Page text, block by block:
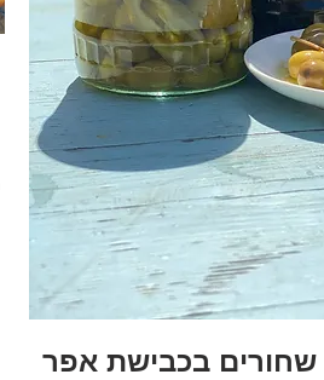
שחורים בכבישת אפר